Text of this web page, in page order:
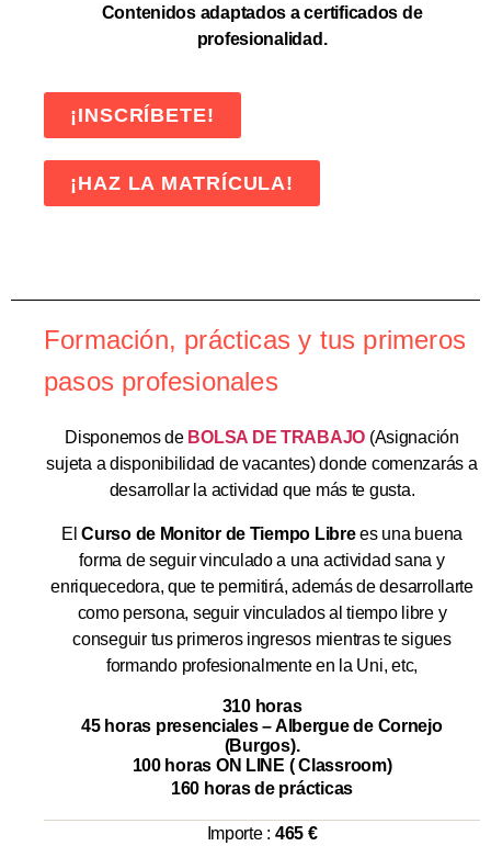
Contenidos adaptados a certificados de
profesionalidad.
¡INSCRÍBETE!
¡HAZ LA MATRÍCULA!
Formación, prácticas y tus primeros
pasos profesionales
Disponemos de BOLSA DE TRABAJO (Asignación
sujeta a disponibilidad de vacantes) donde comenzarás a
desarrollar la actividad que más te gusta.
ElCurso de Monitor de Tiempo Librees una buena
forma de seguir vinculado a una actividad sana y
enriquecedora, que te permitirá, además de desarrollarte
como persona, seguir vinculados al tiempo libre y
conseguir tus primeros ingresos mientras te sigues
formando profesionalmente en la Uni, etc,
310 horas
45 horas presenciales – Albergue de Cornejo
(Burgos).
100 horas ON LINE ( Classroom)
160 horas de prácticas
Importe : 465 €